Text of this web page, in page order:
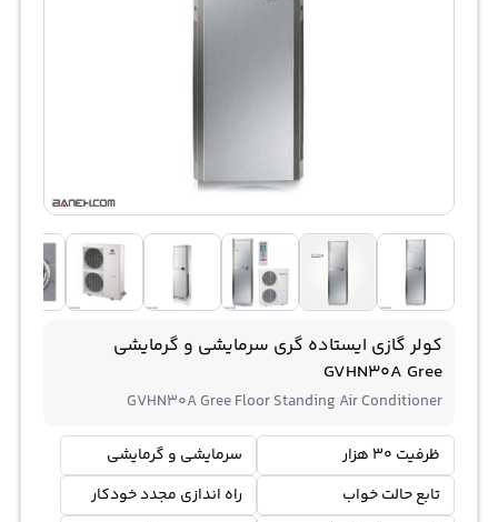
کولر گازی ایستاده گری سرمایشی و گرمایشی
GVHN30A Gree
GVHN30A Gree Floor Standing Air Conditioner
ظرفیت 30 هزار
سرمایشی و گرمایشی
تابع حالت خواب
راه اندازی مجدد خودکار